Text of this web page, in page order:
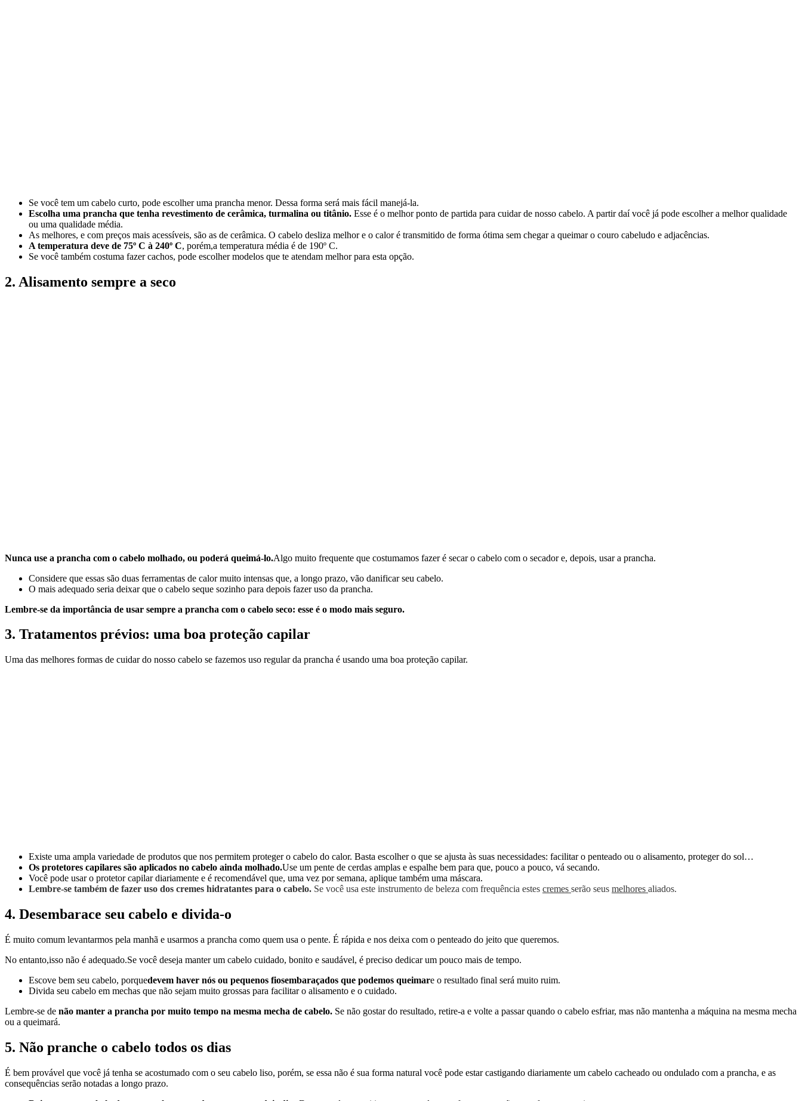
Se você tem um cabelo curto, pode escolher uma prancha menor. Dessa forma será mais fácil manejá-la.
Escolha uma prancha que tenha revestimento de cerâmica, turmalina ou titânio. Esse é o melhor ponto de partida para cuidar de nosso cabelo. A partir daí você já pode escolher a melhor qualidade
ou uma qualidade média.
As melhores, e com preços mais acessíveis, são as de cerâmica. O cabelo desliza melhor e o calor é transmitido de forma ótima sem chegar a queimar o couro cabeludo e adjacências.
A temperatura deve de 75º C à 240º C, porém,a temperatura média é de 190º C.
Se você também costuma fazer cachos, pode escolher modelos que te atendam melhor para esta opção.
2. Alisamento sempre a seco
Nunca use a prancha com o cabelo molhado, ou poderá queimá-lo.Algo muito frequente que costumamos fazer é secar o cabelo com o secador e, depois, usar a prancha.
Considere que essas são duas ferramentas de calor muito intensas que, a longo prazo, vão danificar seu cabelo.
O mais adequado seria deixar que o cabelo seque sozinho para depois fazer uso da prancha.
Lembre-se da importância de usar sempre a prancha com o cabelo seco: esse é o modo mais seguro.
3. Tratamentos prévios: uma boa proteção capilar
Uma das melhores formas de cuidar do nosso cabelo se fazemos uso regular da prancha é usando uma boa proteção capilar.
Existe uma ampla variedade de produtos que nos permitem proteger o cabelo do calor. Basta escolher o que se ajusta às suas necessidades: facilitar o penteado ou o alisamento, proteger do sol…
Os protetores capilares são aplicados no cabelo ainda molhado.Use um pente de cerdas amplas e espalhe bem para que, pouco a pouco, vá secando.
Você pode usar o protetor capilar diariamente e é recomendável que, uma vez por semana, aplique também uma máscara.
Lembre-se também de fazer uso dos cremes hidratantes para o cabelo. Se você usa este instrumento de beleza com frequência estes cremes serão seus melhores aliados.
4. Desembarace seu cabelo e divida-o
É muito comum levantarmos pela manhã e usarmos a prancha como quem usa o pente. É rápida e nos deixa com o penteado do jeito que queremos.
No entanto,isso não é adequado.Se você deseja manter um cabelo cuidado, bonito e saudável, é preciso dedicar um pouco mais de tempo.
Escove bem seu cabelo, porquedevem haver nós ou pequenos fiosembaraçados que podemos queimare o resultado final será muito ruim.
Divida seu cabelo em mechas que não sejam muito grossas para facilitar o alisamento e o cuidado.
Lembre-se de não manter a prancha por muito tempo na mesma mecha de cabelo. Se não gostar do resultado, retire-a e volte a passar quando o cabelo esfriar, mas não mantenha a máquina na mesma mecha
ou a queimará.
5. Não pranche o cabelo todos os dias
É bem provável que você já tenha se acostumado com o seu cabelo liso, porém, se essa não é sua forma natural você pode estar castigando diariamente um cabelo cacheado ou ondulado com a prancha, e as
consequências serão notadas a longo prazo.